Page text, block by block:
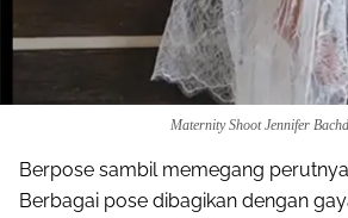
Maternity Shoot Jennifer
Berpose sambil memegang
Berbagai pose dibagikan dengan